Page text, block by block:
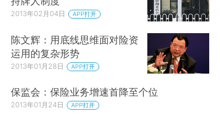
2013年02月04日 APP打开
陈文辉：用底线思维面对险资
运用的复杂形势
2013年01月28日 APP打开
保监会：保险业务增速首降至个位
2013年01月24日 APP打开